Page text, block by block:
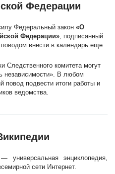
Федерации
Федеральный закон «О
Федерации», подписанный
внести в календарь еще
Следственного комитета могут
независимости». В любом
повод подвести итоги работы и
ведомства.
универсальная энциклопедия,
сети Интернет.